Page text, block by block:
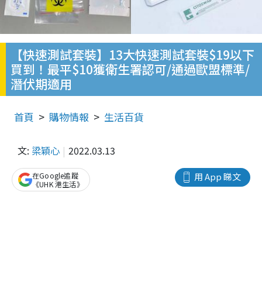
【快速測試套裝】13大快速測試套裝$19以下
買到！最平$10獲衛生署認可/通過歐盟標準/
潛伏期適用
首頁 購物情報 生活百貨
文: 梁穎心 2022.03.13
用 App 睇文
在Google追蹤
《UHK 港生活》